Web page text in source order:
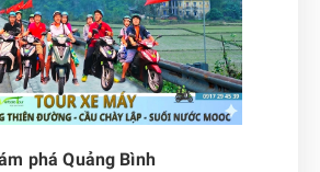
phá Quảng Bình